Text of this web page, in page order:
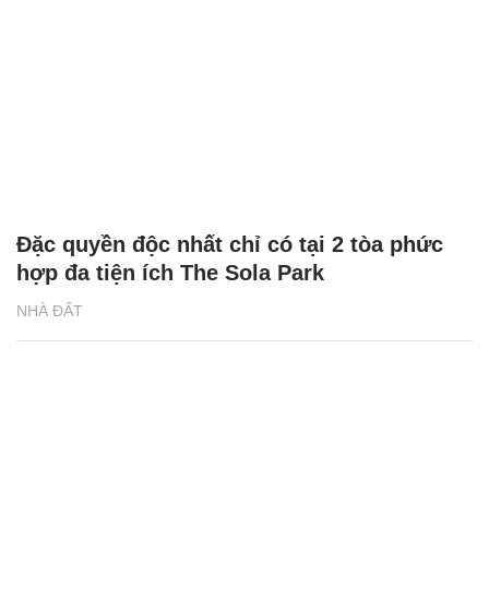
NHÀ ĐẤT
Đặc quyền độc nhất chỉ có tại 2 tòa phức
hợp đa tiện ích The Sola Park